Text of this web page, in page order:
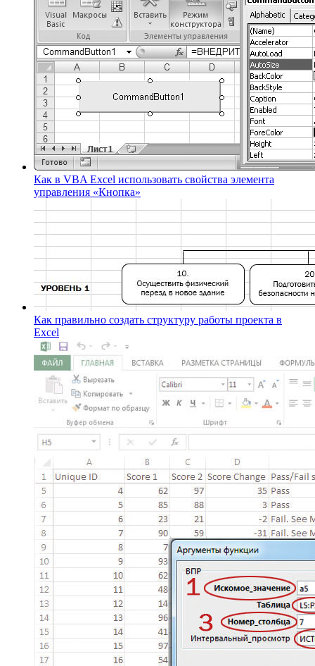
Как в VBA Excel использовать свойства элемента
управления «Кнопка»
Как правильно создать структуру работы проекта в
Excel